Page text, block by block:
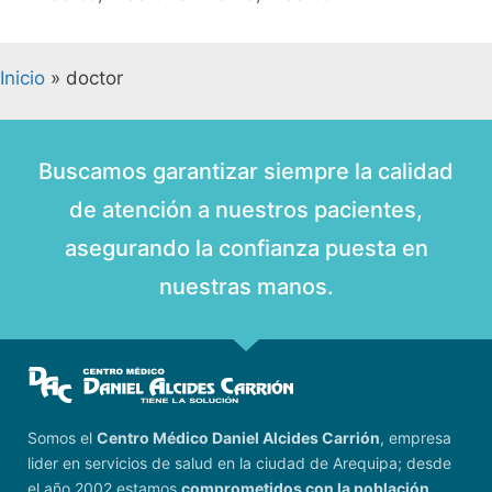
Inicio » doctor
Buscamos garantizar siempre la calidad
de atención a nuestros pacientes,
asegurando la confianza puesta en
nuestras manos.
Somos el Centro Médico Daniel Alcides Carrión, empresa
lider en servicios de salud en la ciudad de Arequipa; desde